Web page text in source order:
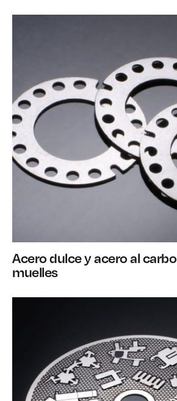
Acero dulce y acero al
muelles